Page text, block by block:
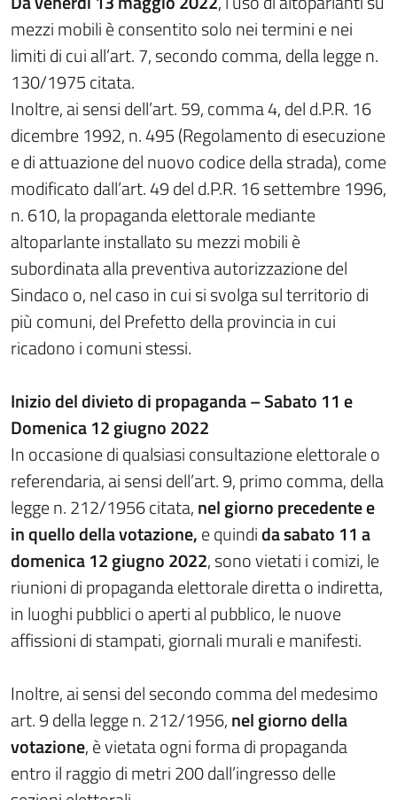
mezzi mobili è consentito solo nei termini e nei
limiti di cui all’art. 7, secondo comma, della legge n.
130/1975 citata.
Inoltre, ai sensi dell’art. 59, comma 4, del d.P.R. 16
dicembre 1992, n. 495 (Regolamento di esecuzione
e di attuazione del nuovo codice della strada), come
modificato dall’art. 49 del d.P.R. 16 settembre 1996,
n. 610, la propaganda elettorale mediante
altoparlante installato su mezzi mobili è
subordinata alla preventiva autorizzazione del
Sindaco o, nel caso in cui si svolga sul territorio di
più comuni, del Prefetto della provincia in cui
ricadono i comuni stessi.
Inizio del divieto di propaganda – Sabato 11 e
Domenica 12 giugno 2022
In occasione di qualsiasi consultazione elettorale o
referendaria, ai sensi dell’art. 9, primo comma, della
legge n. 212/1956 citata,nel giorno precedente e
in quello della votazione,e quindida sabato 11 a
domenica 12 giugno 2022, sono vietati i comizi, le
riunioni di propaganda elettorale diretta o indiretta,
in luoghi pubblici o aperti al pubblico, le nuove
affissioni di stampati, giornali murali e manifesti.
Inoltre, ai sensi del secondo comma del medesimo
art. 9 della legge n. 212/1956,nel giorno della
votazione, è vietata ogni forma di propaganda
entro il raggio di metri 200 dall’ingresso delle